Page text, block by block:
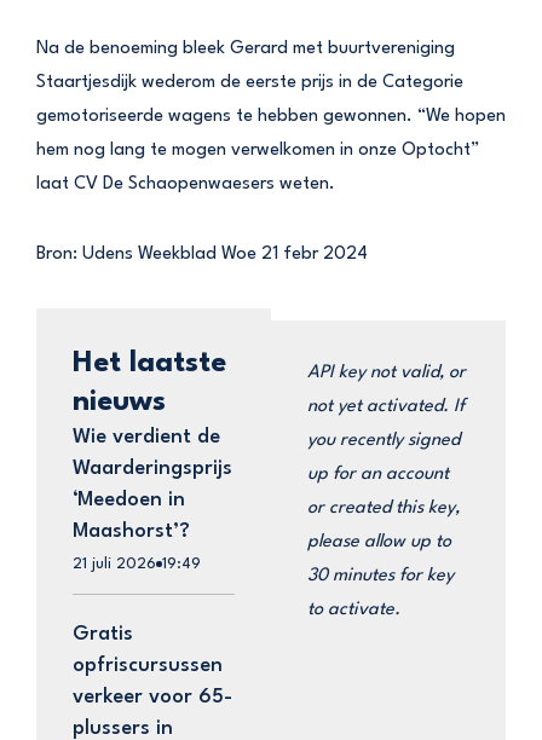
Na de benoeming bleek Gerard met buurtvereniging
Staartjesdijk wederom de eerste prijs in de Categorie
gemotoriseerde wagens te hebben gewonnen. “We hopen
hem nog lang te mogen verwelkomen in onze Optocht”
laat CV De Schaopenwaesers weten.
Bron: Udens Weekblad Woe 21 febr 2024
Het laatste
nieuws
Wie verdient de
Waarderingsprijs
‘Meedoen in
Maashorst’?
21 juli 2026 19:49
Gratis
opfriscursussen
verkeer voor 65-
plussers in
API key not valid, or
not yet activated. If
you recently signed
up for an account
or created this key,
please allow up to
30 minutes for key
to activate.